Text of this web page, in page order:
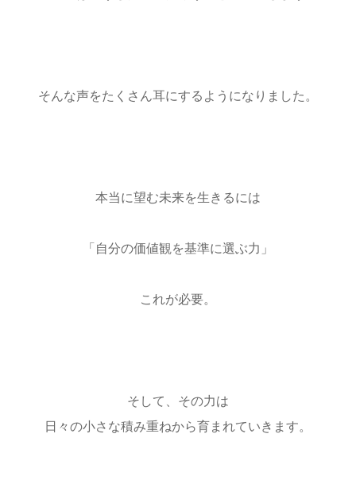
そんな声をたくさん耳にするようになりました。
本当に望む未来を生きるには
「自分の価値観を基準に選ぶ力」
これが必要。
そして、その力は
日々の小さな積み重ねから育まれていきます。